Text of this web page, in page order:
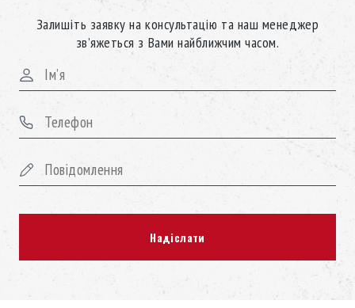
Залишіть заявку на консультацію та наш менеджер
зв’яжеться з Вами найближчим часом.